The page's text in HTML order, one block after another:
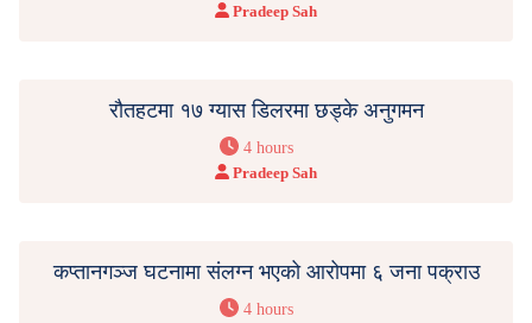
Pradeep Sah
रौतहटमा १७ ग्यास डिलरमा छड्के अनुगमन
4 hours
Pradeep Sah
कप्तानगञ्ज घटनामा संलग्न भएको आरोपमा ६ जना पक्राउ
4 hours